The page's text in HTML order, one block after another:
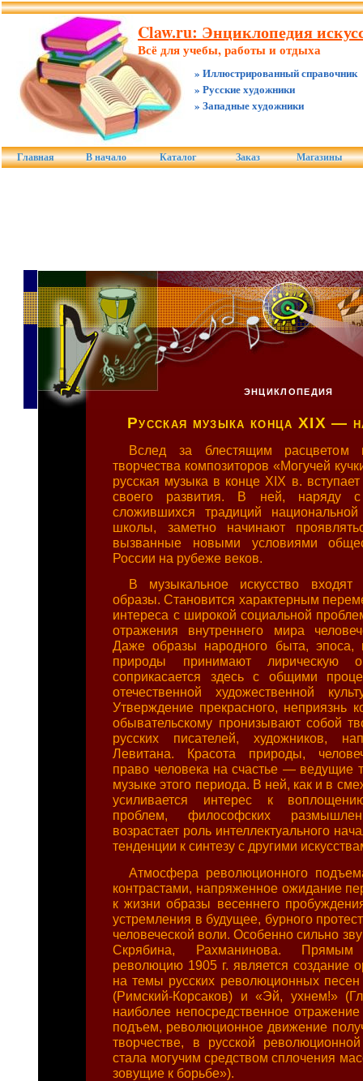
Claw.ru: Энциклопедия
Всё для учебы, работы и отдыха
» Иллюстрированный справочник
» Русские художники
» Западные художники
Главная В начало Каталог Заказ Магазины
ЭНЦИКЛОПЕДИЯ
Русская музыка конца XIX —
Вслед за блестящим
творчества композиторов «Могучей
русская музыка в конце XIX в.
своего развития. В ней, наряду с
сложившихся традиций национальной
школы, заметно начинают
вызванные новыми условиями
России на рубеже веков.
В музыкальное искусство
образы. Становится характерным
интереса с широкой социальной
отражения внутреннего мира
Даже образы народного быта, эпоса,
природы принимают лирическую
соприкасается здесь с общими
отечественной художественной
Утверждение прекрасного, неприязнь
обывательскому пронизывают собой
русских писателей, художников,
Левитана. Красота природы,
право человека на счастье — ведущие
музыке этого периода. В ней, как и в
усиливается интерес к
проблем, философских
возрастает роль интеллектуального
тенденции к синтезу с другими
Атмосфера революционного
контрастами, напряженное ожидание
к жизни образы весеннего
устремления в будущее, бурного
человеческой воли. Особенно сильно
Скрябина, Рахманинова.
революцию 1905 г. является создание
на темы русских революционных
(Римский-Корсаков) и «Эй, ухнем!»
наиболее непосредственное
подъем, революционное движение
творчестве, в русской
стала могучим средством сплочения
зовущие к борьбе»).